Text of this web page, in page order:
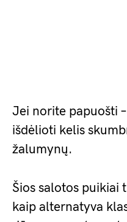
Jei norite papuošti
išdėlioti kelis
žalumynų.
Šios salotos puikiai
kaip alternatyva